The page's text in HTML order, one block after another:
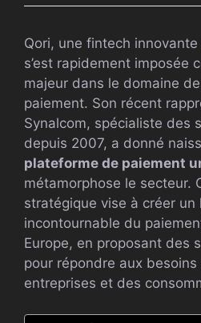
Qori, une fintech
s’est rapidement imposée
majeur dans le domaine
paiement. Son récent
Synalcom, spécialiste des
depuis 2007, a donné
plateforme de paiement
métamorphose le secteur.
stratégique vise à créer un
incontournable du
Europe, en proposant des
pour répondre aux
entreprises et des